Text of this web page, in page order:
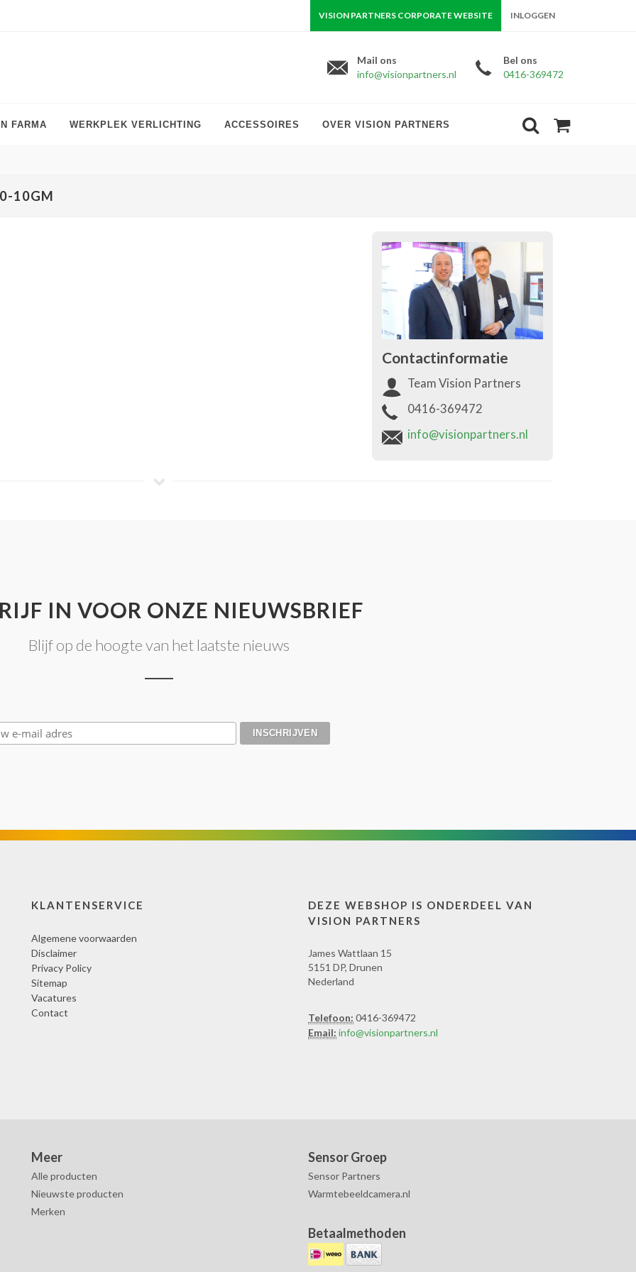
VISION PARTNERS CORPORATE WEBSITE INLOGGEN
Mail ons
info@visionpartners.nl
Bel ons
0416-369472
FARMA WERKPLEK VERLICHTING ACCESSOIRES OVER VISION PARTNERS
10GM
Contactinformatie
Team Vision Partners
0416-369472
info@visionpartners.nl
IN VOOR ONZE NIEUWSBRIEF
Blijf op de hoogte van het laatste nieuws
KLANTENSERVICE
Algemene voorwaarden
Disclaimer
Privacy Policy
Sitemap
Vacatures
Contact
DEZE WEBSHOP IS ONDERDEEL VAN
VISION PARTNERS
James Wattlaan 15
5151 DP, Drunen
Nederland
Telefoon: 0416-369472
Email: info@visionpartners.nl
Meer
Alle producten
Nieuwste producten
Merken
Sensor Groep
Sensor Partners
Warmtebeeldcamera.nl
Betaalmethoden